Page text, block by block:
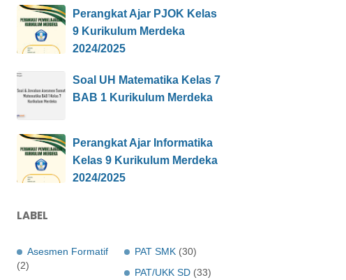
Perangkat Ajar PJOK Kelas
9 Kurikulum Merdeka
2024/2025
Soal UH Matematika Kelas 7
BAB 1 Kurikulum Merdeka
Perangkat Ajar Informatika
Kelas 9 Kurikulum Merdeka
2024/2025
LABEL
Asesmen Formatif
(2)
PAT SMK (30)
PAT/UKK SD (33)